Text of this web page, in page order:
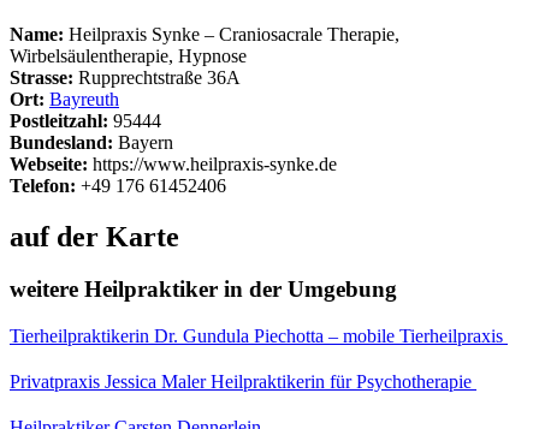
Name: Heilpraxis Synke – Craniosacrale Therapie,
Wirbelsäulentherapie, Hypnose
Strasse: Rupprechtstraße 36A
Ort: Bayreuth
Postleitzahl: 95444
Bundesland: Bayern
Webseite: https://www.heilpraxis-synke.de
Telefon: +49 176 61452406
auf der Karte
weitere Heilpraktiker in der Umgebung
Tierheilpraktikerin Dr. Gundula Piechotta – mobile Tierheilpraxis
Privatpraxis Jessica Maler Heilpraktikerin für Psychotherapie